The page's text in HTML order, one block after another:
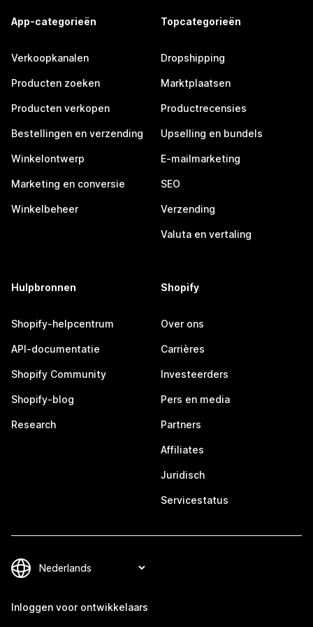
App-categorieën
Verkoopkanalen
Producten zoeken
Producten verkopen
Bestellingen en verzending
Winkelontwerp
Marketing en conversie
Winkelbeheer
Topcategorieën
Dropshipping
Marktplaatsen
Productrecensies
Upselling en bundels
E-mailmarketing
SEO
Verzending
Valuta en vertaling
Hulpbronnen
Shopify-helpcentrum
API-documentatie
Shopify Community
Shopify-blog
Research
Shopify
Over ons
Carrières
Investeerders
Pers en media
Partners
Affiliates
Juridisch
Servicestatus
Inloggen voor ontwikkelaars